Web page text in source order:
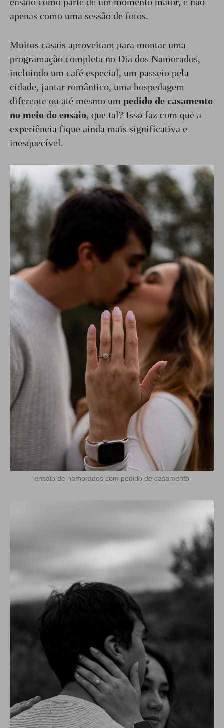
apenas como uma sessão de fotos.
Muitos casais aproveitam para montar uma
programação completa no Dia dos Namorados,
incluindo um café especial, um passeio pela
cidade, jantar romântico, uma hospedagem
diferente ou até mesmo um pedido de casamento
no meio do ensaio, que tal? Isso faz com que a
experiência fique ainda mais significativa e
inesquecível.
ensaio de namorados com pedido de casamento